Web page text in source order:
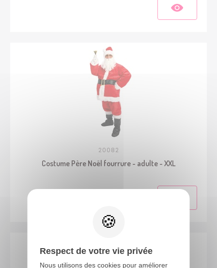
20082
Costume Père Noël fourrure - adulte - XXL
Respect de votre vie privée
Nous utilisons des cookies pour améliorer